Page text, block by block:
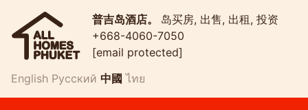
普吉岛酒店。 岛买房, 出售, 出租, 投资
+668-4060-7050
[email protected]
English Русский 中國 ไทย